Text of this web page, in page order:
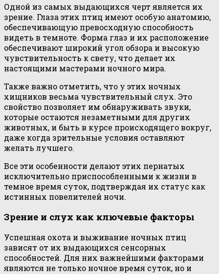
Одной из самых выдающихся черт является их
зрение. Глаза этих птиц имеют особую анатомию,
обеспечивающую превосходную способность
видеть в темноте. Форма глаз и их расположение
обеспечивают широкий угол обзора и высокую
чувствительность к свету, что делает их
настоящими мастерами ночного мира.
Также важно отметить, что у этих ночных
хищников весьма чувствительный слух. Это
свойство позволяет им обнаруживать звуки,
которые остаются незаметными для других
животных, и быть в курсе происходящего вокруг,
даже когда зрительные условия оставляют
желать лучшего.
Все эти особенности делают этих пернатых
исключительно приспособленными к жизни в
темное время суток, подтверждая их статус как
истинных повелителей ночи.
Зрение и слух как ключевые факторы
Успешная охота и выживание ночных птиц
зависят от их выдающихся сенсорных
способностей. Для них важнейшими факторами
являются не только ночное время суток, но и